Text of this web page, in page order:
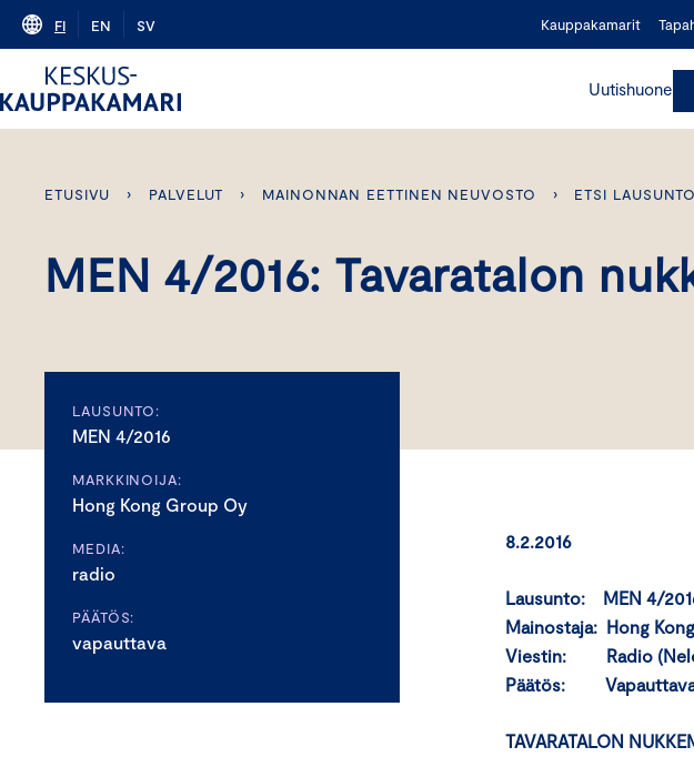
Skip
content
FI EN SV Kauppakamarit
Uutishuone
ETUSIVU › PALVELUT › MAINONNAN EETTINEN NEUVOSTO › ETSI
MEN 4/2016: Tavaratalon
LAUSUNTO:
MEN 4/2016
MARKKINOIJA:
Hong Kong Group Oy
MEDIA:
radio
PÄÄTÖS:
vapauttava
8.2.2016
Lausunto: MEN 4/
Mainostaja: Hong
Viestin: Radio
Päätös: Vapauttava
TAVARATALON